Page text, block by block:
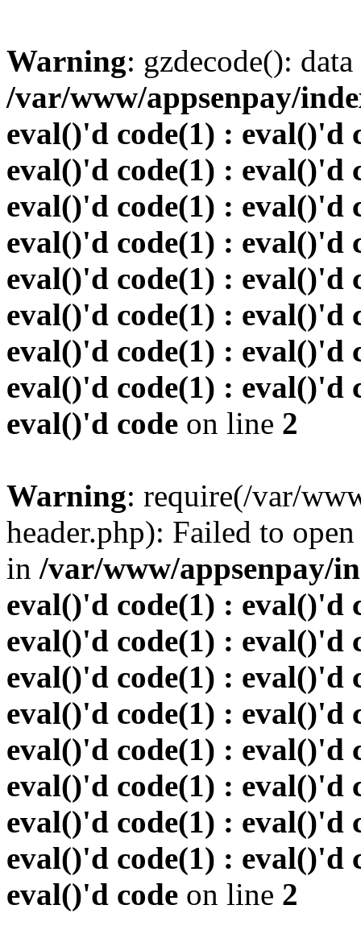
Warning: gzdecode():
/var/www/appsenpay/
eval()'d code(1) : eval()'d
eval()'d code(1) : eval()'d
eval()'d code(1) : eval()'d
eval()'d code(1) : eval()'d
eval()'d code(1) : eval()'d
eval()'d code(1) : eval()'d
eval()'d code(1) : eval()'d
eval()'d code(1) : eval()'d
eval()'d code on line 2
Warning: require(/var/
header.php): Failed to
in /var/www/appsenpay/
eval()'d code(1) : eval()'d
eval()'d code(1) : eval()'d
eval()'d code(1) : eval()'d
eval()'d code(1) : eval()'d
eval()'d code(1) : eval()'d
eval()'d code(1) : eval()'d
eval()'d code(1) : eval()'d
eval()'d code(1) : eval()'d
eval()'d code on line 2